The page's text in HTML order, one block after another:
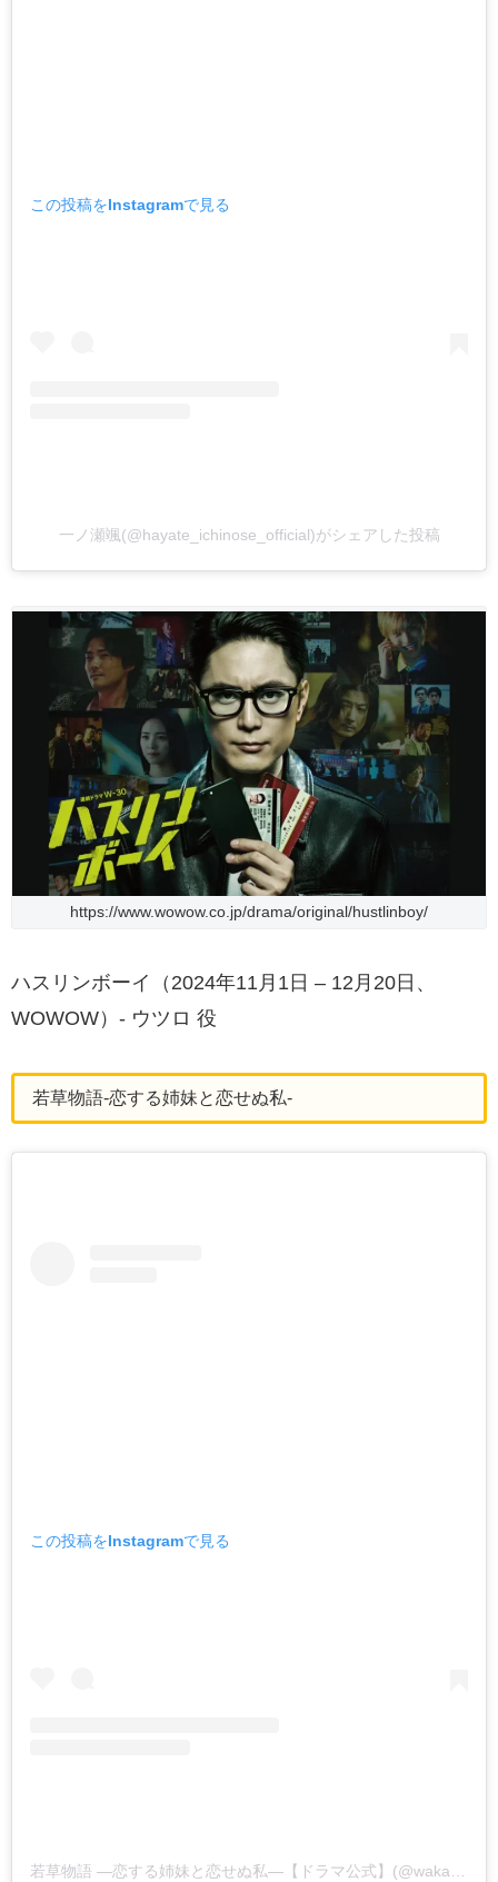
この投稿をInstagramで見る
一ノ瀬颯(@hayate_ichinose_official)がシェアした投稿
https://www.wowow.co.jp/drama/original/hustlinboy/
ハスリンボーイ（2024年11月1日 – 12月20日、
WOWOW）- ウツロ 役
若草物語-恋する姉妹と恋せぬ私-
この投稿をInstagramで見る
若草物語 ―恋する姉妹と恋せぬ私―【ドラマ公式】(@wakakusa_ntv)がシェアした投稿